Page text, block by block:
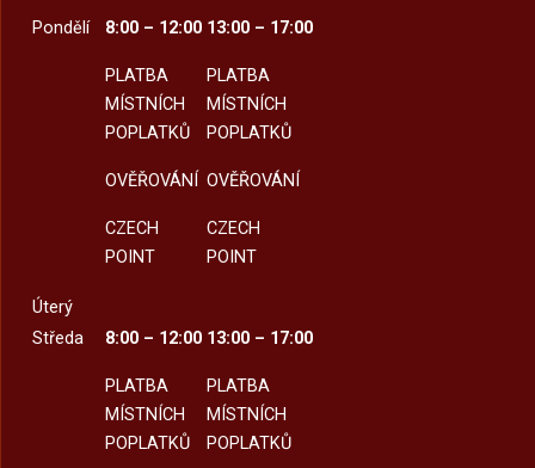
Pondělí 8:00 – 12:00
PLATBA
MÍSTNÍCH
POPLATKŮ
OVĚŘOVÁNÍ
CZECH
POINT
13:00 – 17:00
PLATBA
MÍSTNÍCH
POPLATKŮ
OVĚŘOVÁNÍ
CZECH
POINT
Úterý
Středa
8:00 – 12:00
PLATBA
MÍSTNÍCH
POPLATKŮ
13:00 – 17:00
PLATBA
MÍSTNÍCH
POPLATKŮ